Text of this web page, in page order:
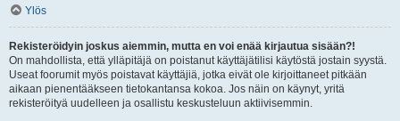
Ylös
Rekisteröidyin joskus aiemmin, mutta en voi enää kirjautua sisään?!
On mahdollista, että ylläpitäjä on poistanut käyttäjätilisi käytöstä jostain syystä.
Useat foorumit myös poistavat käyttäjiä, jotka eivät ole kirjoittaneet pitkään
aikaan pienentääkseen tietokantansa kokoa. Jos näin on käynyt, yritä
rekisteröityä uudelleen ja osallistu keskusteluun aktiivisemmin.